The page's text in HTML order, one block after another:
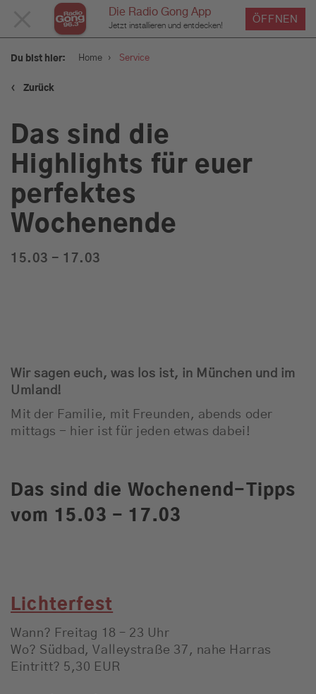
Die Radio Gong App
Jetzt installieren und entdecken!
ÖFFNEN
SCHLIESSEN
Verkehr und Blitzer
Wetter
Was geht am Wochenende:
Tipps für euer Wochenende
Schnee-Service
Programm
Werbung
Du bist hier: Home › Service
‹ Zurück
Das sind die
Highlights für euer
perfektes
Wochenende
15.03 - 17.03
Wir sagen euch, was los ist, in München und im
Umland!
Mit der Familie, mit Freunden, abends oder
mittags - hier ist für jeden etwas dabei!
Das sind die Wochenend-Tipps
vom 15.03 - 17.03
Lichterfest
Wann? Freitag 18 – 23 Uhr
Wo? Südbad, Valleystraße 37, nahe Harras
Eintritt? 5,30 EUR